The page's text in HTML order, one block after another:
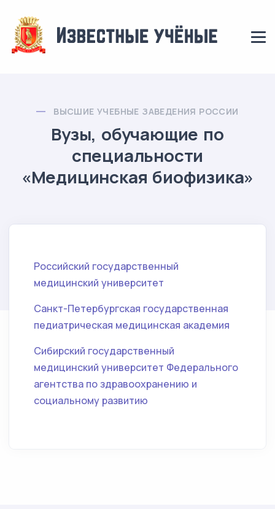
ВЫСШИЕ УЧЕБНЫЕ ЗАВЕДЕНИЯ РОССИИ
Вузы, обучающие по
специальности
«Медицинская биофизика»
Российский государственный
медицинский университет
Санкт-Петербургская государственная
педиатрическая медицинская академия
Сибирский государственный
медицинский университет Федерального
агентства по здравоохранению и
социальному развитию